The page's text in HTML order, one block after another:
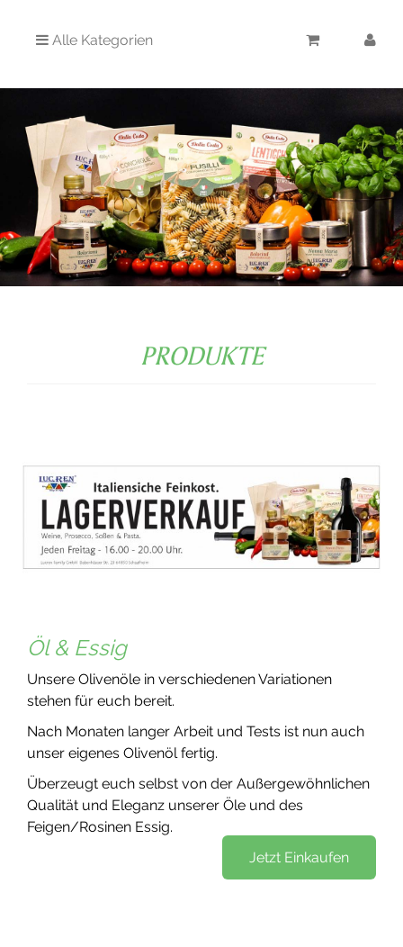
Alle Kategorien
PRODUKTE
Öl & Essig
Unsere Olivenöle in verschiedenen Variationen
stehen für euch bereit.
Nach Monaten langer Arbeit und Tests ist nun auch
unser eigenes Olivenöl fertig.
Überzeugt euch selbst von der Außergewöhnlichen
Qualität und Eleganz unserer Öle und des
Feigen/Rosinen Essig.
Jetzt Einkaufen